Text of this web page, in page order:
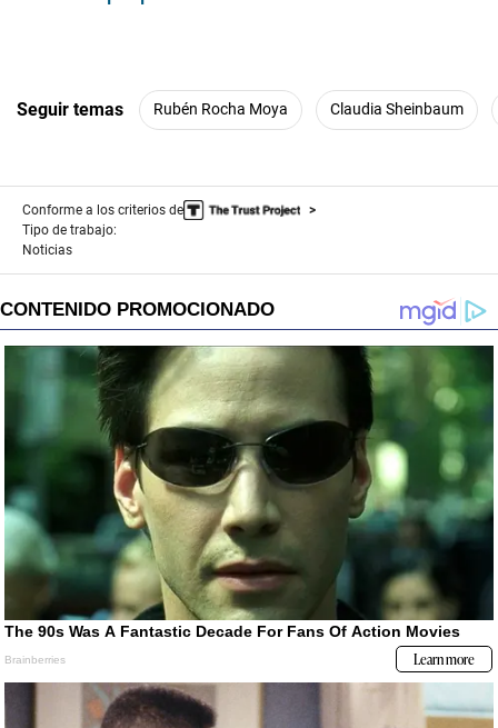
Seguir temas Rubén Rocha Moya Claudia Sheinbaum
Conforme a los criterios de
Tipo de trabajo:
Noticias